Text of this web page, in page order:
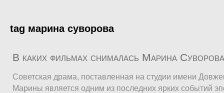
tag марина суворова
В каких фильмах снималась Марина
Советская драма, поставленная на студии имени
Марины является одним из последних ярких событий